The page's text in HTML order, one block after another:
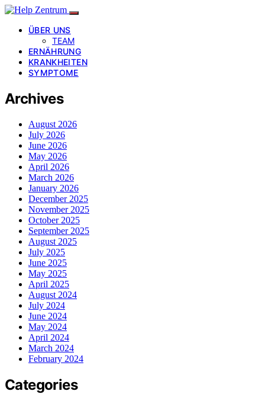
ÜBER UNS
TEAM
ERNÄHRUNG
KRANKHEITEN
SYMPTOME
Archives
August 2026
July 2026
June 2026
May 2026
April 2026
March 2026
January 2026
December 2025
November 2025
October 2025
September 2025
August 2025
July 2025
June 2025
May 2025
April 2025
August 2024
July 2024
June 2024
May 2024
April 2024
March 2024
February 2024
Categories